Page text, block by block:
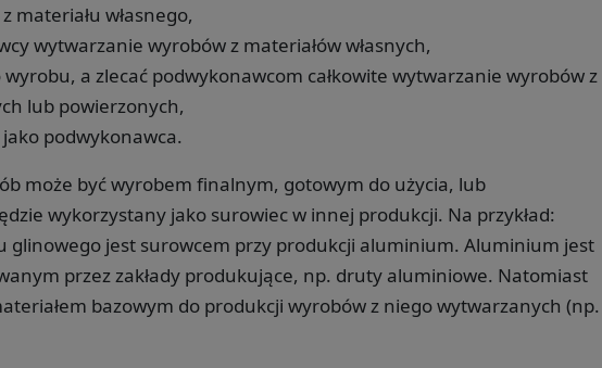
materiału własnego,
wytwarzanie wyrobów z materiałów własnych,
a zlecać podwykonawcom całkowite wytwarzanie wyrobów z
lub powierzonych,
podwykonawca.
może być wyrobem finalnym, gotowym do użycia, lub
wykorzystany jako surowiec w innej produkcji. Na przykład:
glinowego jest surowcem przy produkcji aluminium. Aluminium jest
przez zakłady produkujące, np. druty aluminiowe. Natomiast
bazowym do produkcji wyrobów z niego wytwarzanych (np.